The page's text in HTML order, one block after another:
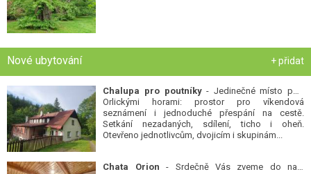
Nové ubytování + přidat
Chalupa pro poutníky- Jedinečné místo pod
Orlickými horami: prostor pro víkendová
seznámení i jednoduché přespání na cestě.
Setkání nezadaných, sdílení, ticho i oheň.
Otevřeno jednotlivcům, dvojicím i skupinám...
Chata Orion - Srdečně Vás zveme do naší